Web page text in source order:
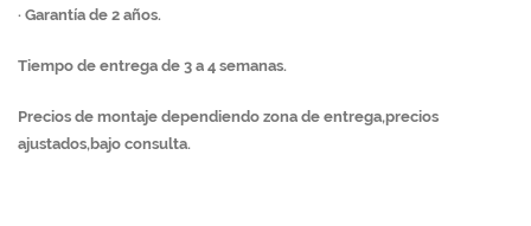
· Garantía de 2 años.
Tiempo de entrega de 3 a 4 semanas.
Precios de montaje dependiendo zona de entrega,precios
ajustados,bajo consulta.